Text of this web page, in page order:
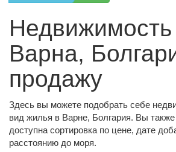
Недвижимость
Варна,
продажу
Здесь вы можете подобрать себе
вид жилья в Варне, Болгария. Вы
доступна сортировка по цене, дате
расстоянию до моря.